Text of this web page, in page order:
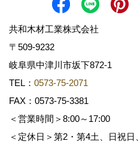
共和木材工業株式会社
〒509-9232
岐阜県中津川市坂下872‐1
TEL： 0573-75-2071
FAX：0573-75-3381
＜営業時間＞8:00～17:00
＜定休日＞第2・第4土、日祝日